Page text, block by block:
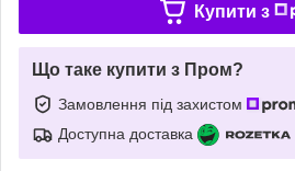
Купити з
Що таке купити з Пром?
Замовлення під захистом
Доступна доставка